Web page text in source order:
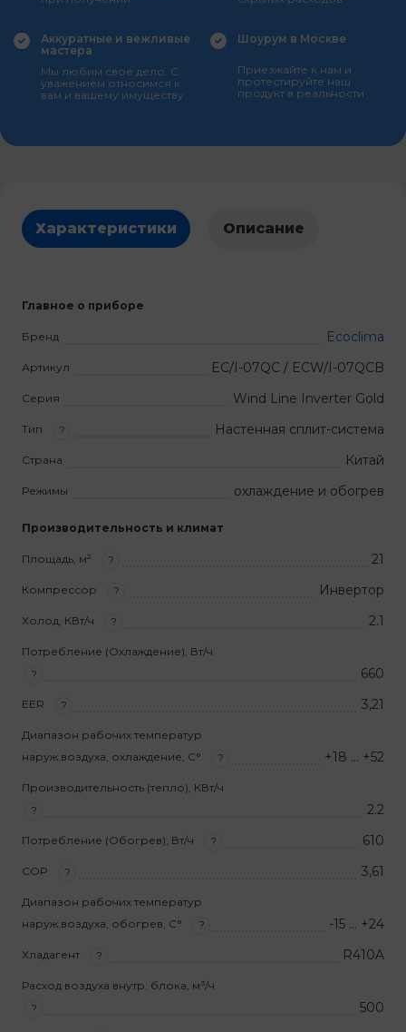
Аккуратные и вежливые
мастера
Мы любим свое дело. С
уважением относимся к
вам и вашему имуществу
Шоурум в Москве
Приезжайте к нам и
протестируйте наш
продукт в реальности
Характеристики Описание
Главное о приборе
Бренд Ecoclima
Артикул EC/I-07QC / ECW/I-07QCB
Серия Wind Line Inverter Gold
Тип ? Настенная сплит-система
Страна Китай
Режимы охлаждение и обогрев
Производительность и климат
Площадь, м² ? 21
Компрессор ? Инвертор
Холод, КВт/ч ? 2.1
Потребление (Охлаждение), Вт/ч
?
660
EER ? 3,21
Диапазон рабочих температур
наруж.воздуха, охлаждение, С°
? +18 … +52
Производительность (тепло), КВт/ч
?
2.2
Потребление (Обогрев), Вт/ч ? 610
COP ? 3,61
Диапазон рабочих температур
наруж.воздуха, обогрев, С°
? -15 … +24
Хладагент ? R410A
Расход воздуха внутр. блока, м³/ч
?
500